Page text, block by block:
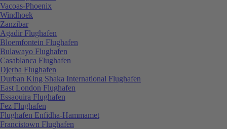
Vacoas-Phoenix
Windhoek
Zanzibar
Agadir Flughafen
Bloemfontein Flughafen
Bulawayo Flughafen
Casablanca Flughafen
Djerba Flughafen
Durban King Shaka International Flughafen
East London Flughafen
Essaouira Flughafen
Fez Flughafen
Flughafen Enfidha-Hammamet
Francistown Flughafen